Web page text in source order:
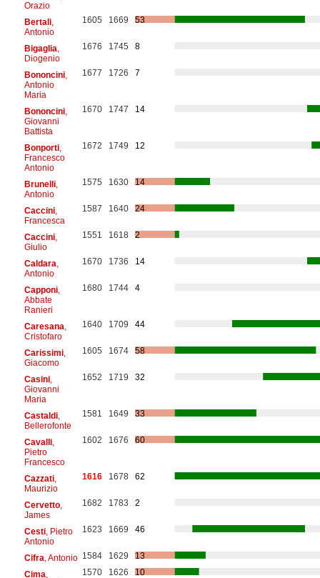
Orazio
Bertali,
Antonio
1605 1669 53
Bigaglia
Diogenio
1676 1745 8
Bononcini,
Antonio
Maria
1677 1726 7
Bononcini,
Giovanni
Battista
1670 1747 14
Bonporti,
Francesco
Antonio
1672 1749 12
Brunelli,
Antonio
1575 1630 14
Caccini,
Francesca
1587 1640 24
Caccini,
Giulio
1551 1618 2
Caldara
Antonio
1670 1736 14
Capponi,
Abbate
Ranieri
1680 1744 4
Caresana
Cristofaro
1640 1709 44
Carissimi,
Giacomo
1605 1674 58
Casini,
Giovanni
Maria
1652 1719 32
Castaldi,
Bellerofonte
1581 1649 33
Cavalli,
Pietro
Francesco
1602 1676 60
Cazzati,
Maurizio
1616 1678 62
Cervetto,
James
1682 1783 2
Cesti, Pietro
Antonio
1623 1669 46
Cifra , Antonio 1584 1629
13
Cima
1570 1626 10